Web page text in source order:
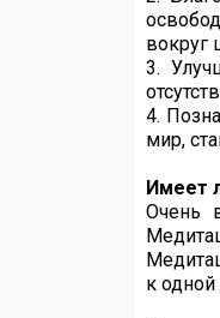
вокруг
3.
4.
мир,
Имеет
Очень
к одной